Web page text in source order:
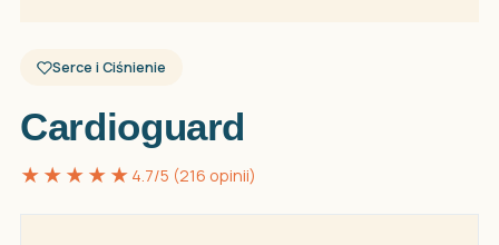
Serce i Ciśnienie
Cardioguard
★★★★★ 4.7/5 (216 opinii)